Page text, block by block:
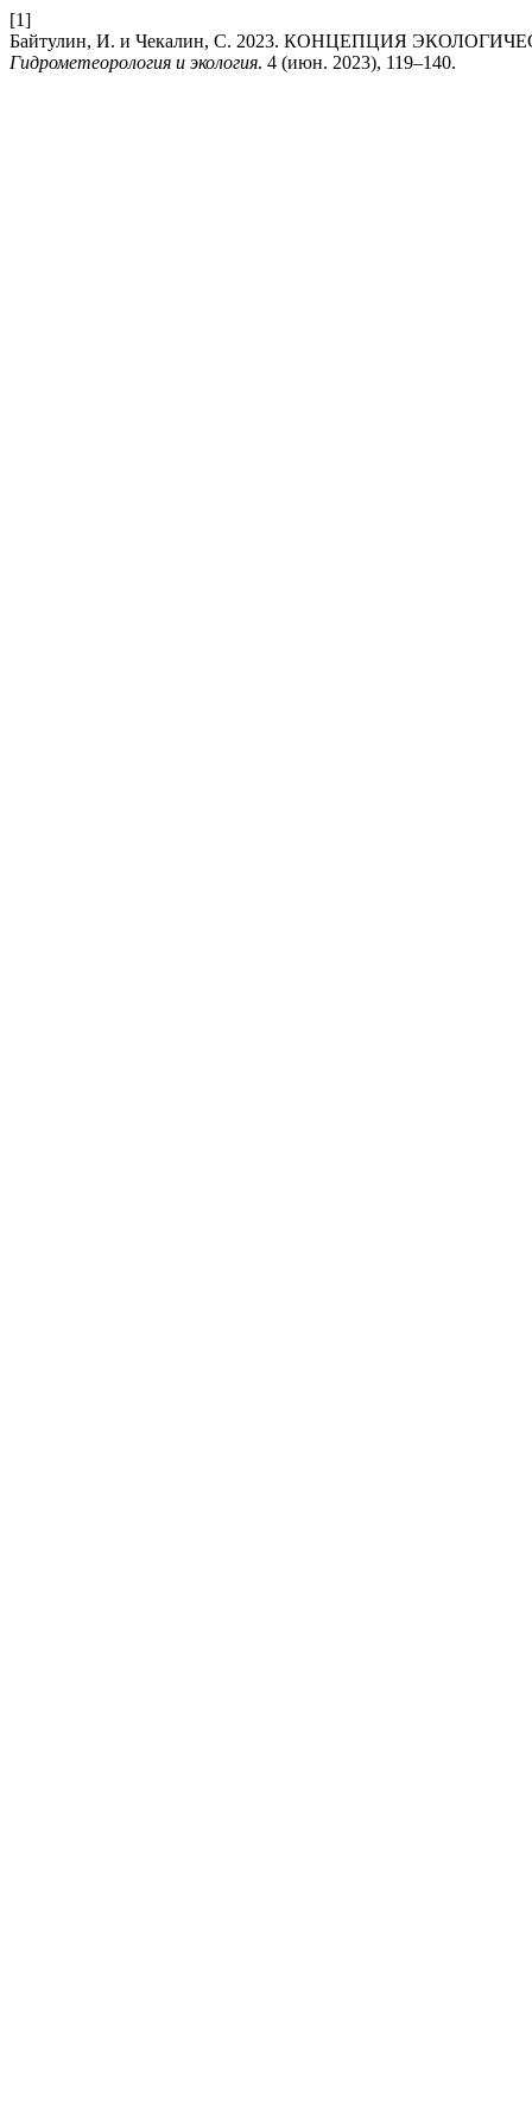
[1]
Байтулин, И. и Чекалин, С. 2023. КОНЦЕПЦИЯ
Гидрометеорология и экология. 4 (июн. 2023), 119–140.